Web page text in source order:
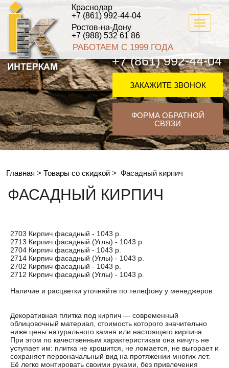
Краснодар
+7 (861) 992-44-04
Ростов-на-Дону
+7 (988) 532 61 86
РАБОТАЕМ С 1999 ГОДА
Toggle
+7 (861) 992-44-04
ЗАКАЖИТЕ ЗВОНОК
ФОРМА ОБРАТНОЙ
СВЯЗИ
Главная > Товары со скидкой > Фасадный кирпич
ФАСАДНЫЙ КИРПИЧ
2703 Кирпич фасадный - 1043 р.
2713 Кирпич фасадный (Углы) - 1043 р.
2704 Кирпич фасадный - 1043 р.
2714 Кирпич фасадный (Углы) - 1043 р.
2702 Кирпич фасадный - 1043 р.
2712 Кирпич фасадный (Углы) - 1043 р.
Наличие и расцветки уточняйте по телефону у менеджеров
Декоративная плитка под кирпич — современный
облицовочный материал, стоимость которого значительно
ниже цены натурального камня или настоящего кирпича.
При этом по качественным характеристикам она ничуть не
уступает им: плитка не крошится, не ломается, не выгорает и
сохраняет первоначальный вид на протяжении многих лет.
Её легко монтировать своими руками, без привлечения